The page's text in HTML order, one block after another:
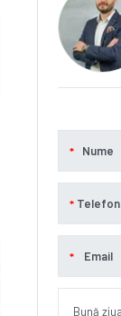
Nume
Telefon
Email